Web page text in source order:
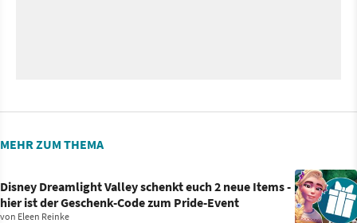
MEHR ZUM THEMA
Disney Dreamlight Valley schenkt euch 2 neue Items -
hier ist der Geschenk-Code zum Pride-Event
von Eleen Reinke